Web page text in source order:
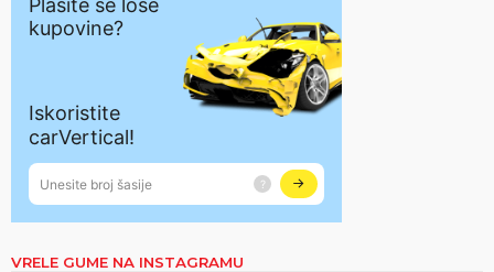
VRELE GUME NA INSTAGRAMU